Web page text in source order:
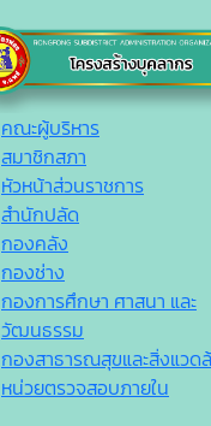
คณะผู้บริหาร
สมาชิกสภา
หัวหน้าส่วนราชการ
สำนักปลัด
กองคลัง
กองช่าง
กองการศึกษา ศาสนา และ
วัฒนธรรม
กองสาธารณสุขและสิ่งแวด
หน่วยตรวจสอบภายใน